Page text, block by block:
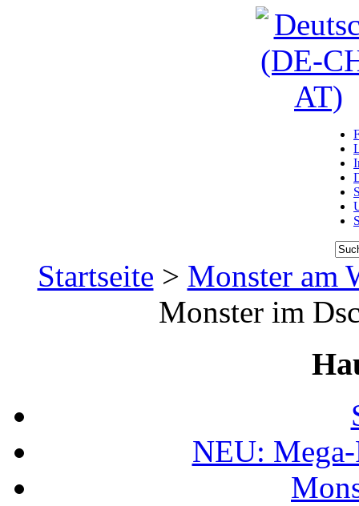
Startseite > Monster am
Monster im
NEU: